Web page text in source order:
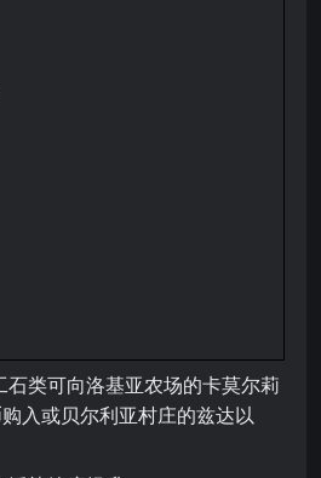
石类可向洛基亚农场的卡莫尔莉
入或贝尔利亚村庄的兹达以